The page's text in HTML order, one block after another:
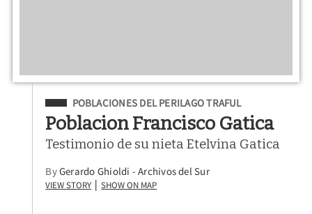
Filed Under
POBLACIONES DEL PERILAGO TRAFUL
Poblacion Francisco Gatica
Testimonio de su nieta Etelvina Gatica
ByGerardo Ghioldi - Archivos del Sur
View Story | Show on Map